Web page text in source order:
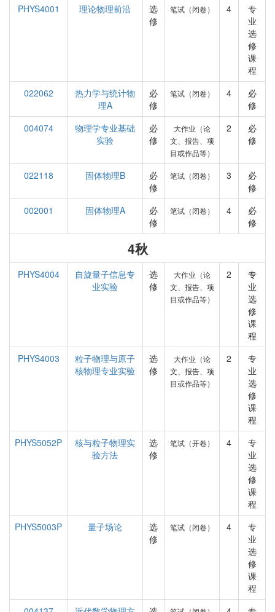
PHYS4001
理论物理前沿
选
修
笔试（闭卷） 4
专
业
选
修
课
程
022062
热力学与统计物
理A
必
修
笔试（闭卷） 4
必
修
004074
物理学专业基础
实验
必
修
大作业（论
文、报告、项
目或作品等）
2
必
修
022118 固体物理B
必
修
笔试（闭卷） 3
必
修
002001
固体物理A
必
修
笔试（闭卷） 4
必
修
4秋
PHYS4004
自旋量子信息专
业实验
选
修
大作业（论
文、报告、项
目或作品等）
2
专
业
选
修
课
程
PHYS4003
粒子物理与原子
核物理专业实验
选
修
大作业（论
文、报告、项
目或作品等）
2
专
业
选
修
课
程
PHYS5052P
核与粒子物理实
验方法
选
修
笔试（开卷） 4
专
业
选
修
课
程
PHYS5003P
量子场论
选
修
笔试（闭卷） 4
专
业
选
修
课
程